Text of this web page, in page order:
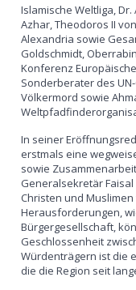
Islamische Weltliga,
Azhar, Theodoros II
Alexandria sowie
Goldschmidt,
Konferenz
Sonderberater des
Völkermord sowie
In seiner
erstmals eine
sowie
Generalsekretär Faisal
Christen und
Herausforderungen,
Bürgergesellschaft,
Geschlossenheit
Würdenträgern ist die
die die Region seit